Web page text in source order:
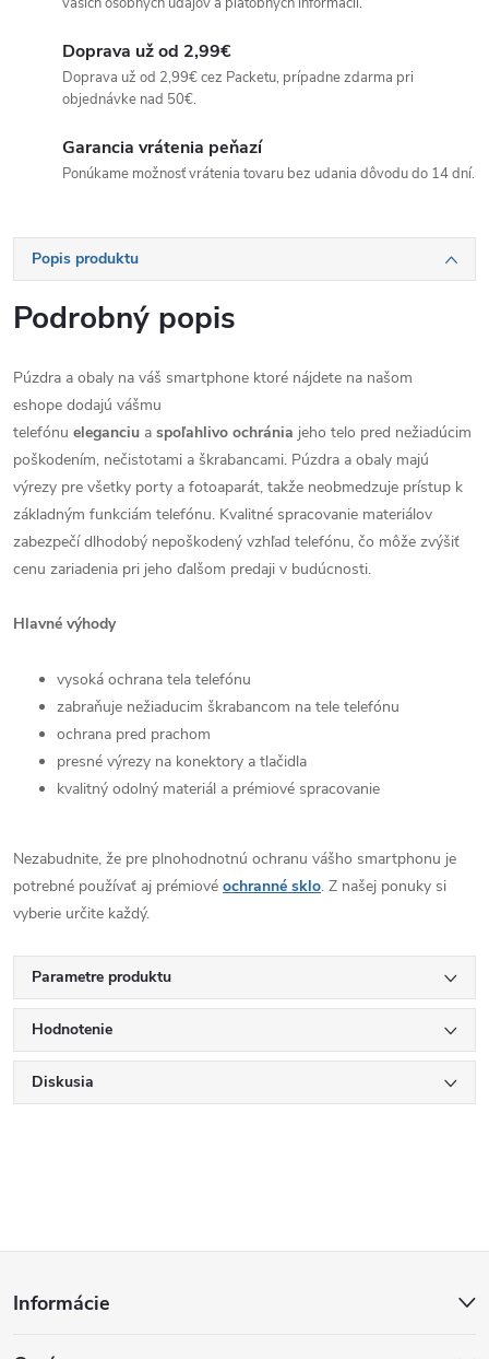
Doprava už od 2,99€
Doprava už od 2,99€ cez Packetu, prípadne zdarma pri
objednávke nad 50€.
Garancia vrátenia peňazí
Ponúkame možnosť vrátenia tovaru bez udania dôvodu do 14 dní.
Popis produktu
Podrobný popis
Púzdra a obaly na váš smartphone ktoré nájdete na našom
eshope dodajú vášmu
telefónu eleganciu a spoľahlivo ochránia jeho telo pred nežiadúcim
poškodením, nečistotami a škrabancami. Púzdra a obaly majú
výrezy pre všetky porty a fotoaparát, takže neobmedzuje prístup k
základným funkciám telefónu. Kvalitné spracovanie materiálov
zabezpečí dlhodobý nepoškodený vzhľad telefónu, čo môže zvýšiť
cenu zariadenia pri jeho ďalšom predaji v budúcnosti.
Hlavné výhody
vysoká ochrana tela telefónu
zabraňuje nežiaducim škrabancom na tele telefónu
ochrana pred prachom
presné výrezy na konektory a tlačidla
kvalitný odolný materiál a prémiové spracovanie
Nezabudnite, že pre plnohodnotnú ochranu vášho smartphonu je
potrebné používať aj prémiové ochranné sklo. Z našej ponuky si
vyberie určite každý.
Parametre produktu
Hodnotenie
Diskusia
Informácie